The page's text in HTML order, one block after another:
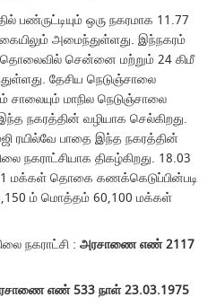
பண்ருட்டியும் ஒரு நகரமாக 11.77
அமைந்துள்ளது. இந்நகரம்
தொலைவில் சென்னை மற்றும் 24 கிமீ
தேசிய நெடுஞ்சாலை
மாநில நெடுஞ்சாலை
நகரத்தின் வழியாக செல்கிறது.
ரயில்வே பாதை இந்த நகரத்தின்
நகராட்சியாக திகழ்கிறது. 18.03
மக்கள் தொகை கணக்கெடுப்பின்படி
ம் மொத்தம் 60,100 மக்கள்
நகராட்சி :அரசாணை எண் 2117
எண் 533 நாள் 23.03.1975